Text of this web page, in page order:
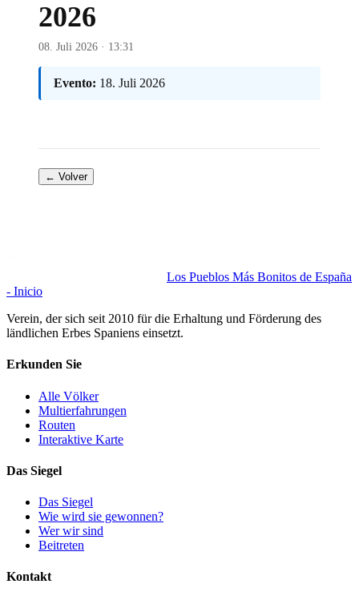
2026
08. Juli 2026 · 13:31
Evento: 18. Juli 2026
← Volver
Los Pueblos Más Bonitos de España
- Inicio
Verein, der sich seit 2010 für die Erhaltung und Förderung des
ländlichen Erbes Spaniens einsetzt.
Erkunden Sie
Alle Völker
Multierfahrungen
Routen
Interaktive Karte
Das Siegel
Das Siegel
Wie wird sie gewonnen?
Wer wir sind
Beitreten
Kontakt